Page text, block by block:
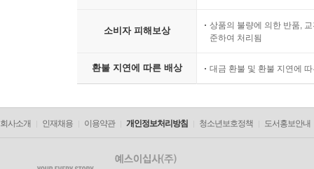
소비자 피해보상
상품의 불량에 의한 반품,
준하여 처리됨
환불 지연에 따른 배상 대금 환불 및 환불 지연에
회사소개 인재채용 이용약관 개인정보처리방침 청소년보호정책 도서홍보안내